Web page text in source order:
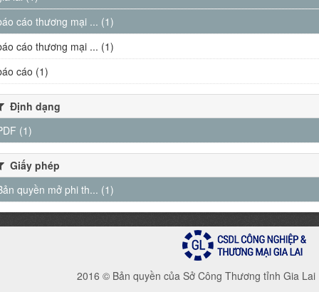
cáo thương mại ... (1)
cáo thương mại ... (1)
cáo (1)
Định dạng
(1)
Giấy phép
quyền mở phi th... (1)
2016 © Bản quyền của Sở Công Thương tỉnh Gia Lai